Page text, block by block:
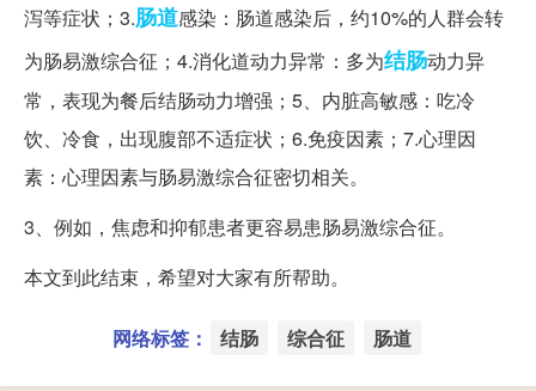
泻等症状；3.肠道感染：肠道感染后，约10%的人群会转
为肠易激综合征；4.消化道动力异常：多为结肠动力异
常，表现为餐后结肠动力增强；5、内脏高敏感：吃冷
饮、冷食，出现腹部不适症状；6.免疫因素；7.心理因
素：心理因素与肠易激综合征密切相关。
3、例如，焦虑和抑郁患者更容易患肠易激综合征。
本文到此结束，希望对大家有所帮助。
网络标签： 结肠 综合征 肠道